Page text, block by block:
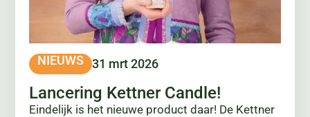
NIEUWS 31 mrt 2026
Lancering Kettner Candle!
Eindelijk is het nieuwe product daar! De Kettner